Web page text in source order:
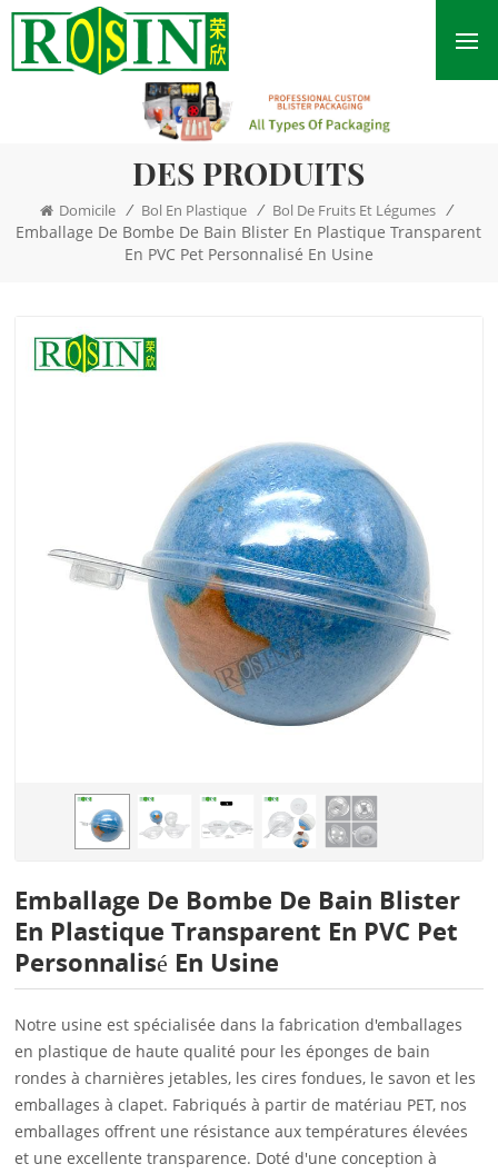
DES PRODUITS
Domicile / Bol En Plastique / Bol De Fruits Et Légumes /
Emballage De Bombe De Bain Blister En Plastique Transparent
En PVC Pet Personnalisé En Usine
Emballage De Bombe De Bain Blister
En Plastique Transparent En PVC Pet
Personnalisé En Usine
Notre usine est spécialisée dans la fabrication d'emballages
en plastique de haute qualité pour les éponges de bain
rondes à charnières jetables, les cires fondues, le savon et les
emballages à clapet. Fabriqués à partir de matériau PET, nos
emballages offrent une résistance aux températures élevées
et une excellente transparence. Doté d'une conception à